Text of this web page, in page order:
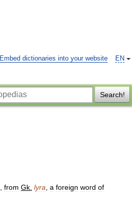
EN
Embed dictionaries into your website
Search!
from Gk lyra a foreign word of